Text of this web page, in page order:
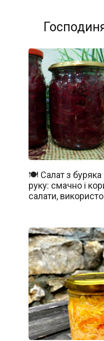
🍽️ Салат з
руку: смачно і
салати,